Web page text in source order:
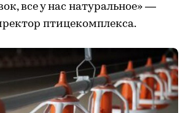
все у нас натуральное» —
птицекомплекса.